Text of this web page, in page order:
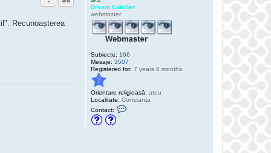
Dream Catcher
webmaster
Subiecte: 166
Mesaje: 3507
Registered for: 7 years 8 months
7
Orientare religioasă: ateu
Localitate: Constanţa
Contact:
Recunoașterea